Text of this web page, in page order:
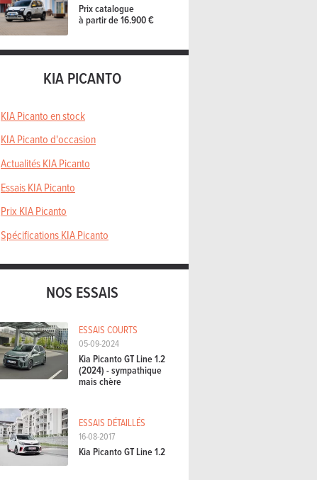
Prix catalogue
à partir de 16.900 €
KIA PICANTO
KIA Picanto en stock
KIA Picanto d'occasion
Actualités KIA Picanto
Essais KIA Picanto
Prix KIA Picanto
Spécifications KIA Picanto
NOS ESSAIS
ESSAIS COURTS
05-09-2024
Kia Picanto GT Line 1.2
(2024) - sympathique
mais chère
ESSAIS DÉTAILLÉS
16-08-2017
Kia Picanto GT Line 1.2